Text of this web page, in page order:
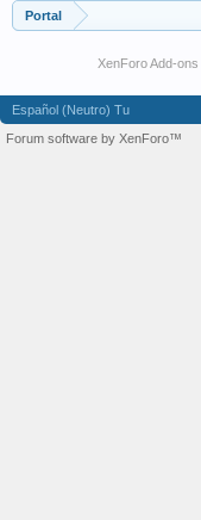
Portal
XenForo Add-
Español (Neutro) Tu
Forum software by XenForo™